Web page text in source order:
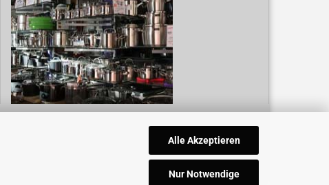
Alle Akzeptieren
Nur Notwendige